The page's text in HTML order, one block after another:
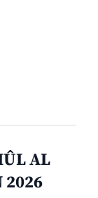
AL
2026